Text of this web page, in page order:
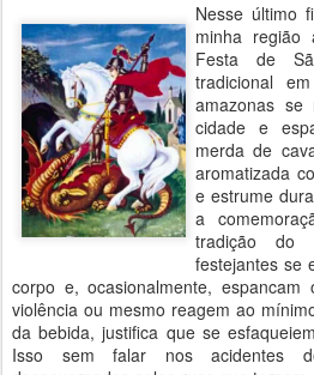
Nesse último
minha região
Festa de
tradicional
amazonas se
cidade e
merda de
aromatizada
e estrume
a
tradição do
festejantes se
corpo e, ocasionalmente, espancam
violência ou mesmo reagem ao
da bebida, justifica que se
Isso sem falar nos acidentes